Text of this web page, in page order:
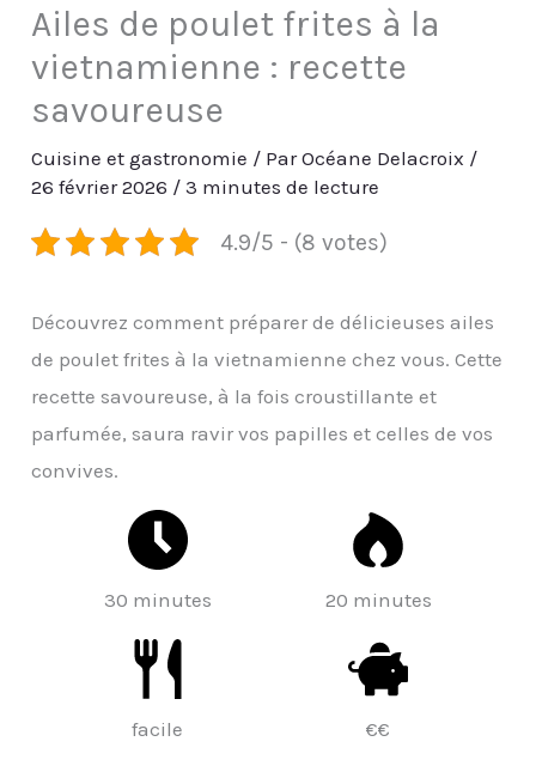
Ailes de poulet frites à la
vietnamienne : recette
savoureuse
Cuisine et gastronomie / ParOcéane Delacroix /
26 février 2026 /3 minutes de lecture
4.9/5 - (8 votes)
Découvrez comment préparer de délicieuses ailes
de poulet frites à la vietnamienne chez vous. Cette
recette savoureuse, à la fois croustillante et
parfumée, saura ravir vos papilles et celles de vos
convives.
30 minutes 20 minutes
facile €€